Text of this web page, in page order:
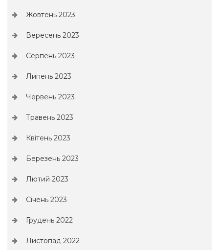
Жовтень 2023
Вересень 2023
Серпень 2023
Липень 2023
Червень 2023
Травень 2023
Квітень 2023
Березень 2023
Лютий 2023
Січень 2023
Грудень 2022
Листопад 2022